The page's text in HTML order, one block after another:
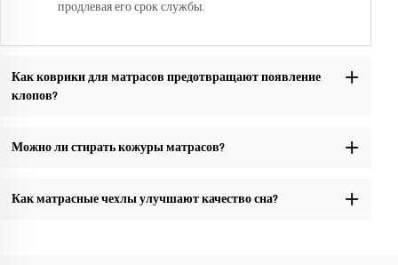
продлевая его срок службы.
Как коврики для матрасов предотвращают появление
клопов?
Можно ли стирать кожуры матрасов?
Как матрасные чехлы улучшают качество сна?